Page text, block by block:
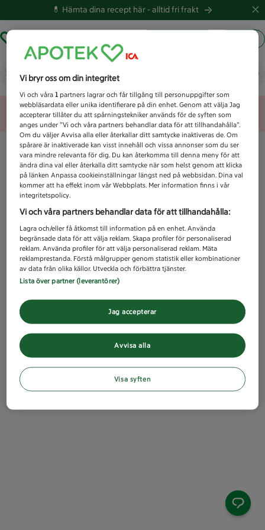
💊 Hämta dina recept här -alltid fri frakt
Vad letar du efter idag?
Unknown error
Vi bryr oss om din integritet
Vi och våra1 partners lagrar och får tillgång till personuppgifter som
webbläsardata eller unika identifierare på din enhet. Genom att välja Jag
accepterar tillåter du att spårningstekniker används för de syften som
anges under ”Vi och våra partners behandlar data för att tillhandahålla”.
Om du väljer Avvisa alla eller återkallar ditt samtycke inaktiveras de. Om
spårare är inaktiverade kan visst innehåll och vissa annonser som du ser
vara mindre relevanta för dig. Du kan återkomma till denna meny för att
ändra dina val eller återkalla ditt samtycke när som helst genom att klicka
på länken Anpassa cookieinställningar längst ned på webbsidan. Dina val
kommer att ha effekt inom vår Webbplats. Mer information finns i vår
integritetspolicy.
Vi och våra partners behandlar data för att tillhandahålla:
Lagra och/eller få åtkomst till information på en enhet. Använda
begränsade data för att välja reklam. Skapa profiler för personaliserad
reklam. Använda profiler för att välja personaliserad reklam. Mäta
reklamprestanda. Förstå målgrupper genom statistik eller kombinationer
av data från olika källor. Utveckla och förbättra tjänster.
Lista över partner (leverantörer)
Avvisa alla
Jag accepterar
Visa syften